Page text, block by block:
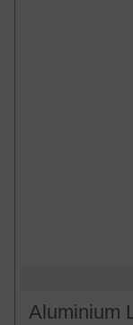
Aluminium